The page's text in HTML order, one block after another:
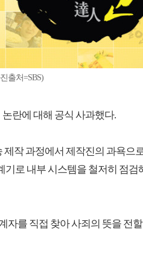
출처=SBS)
란에 대해 공식 사과했다.
제작 과정에서 제작진의 과욕으
로 내부 시스템을 철저히 점검
자를 직접 찾아 사죄의 뜻을 전